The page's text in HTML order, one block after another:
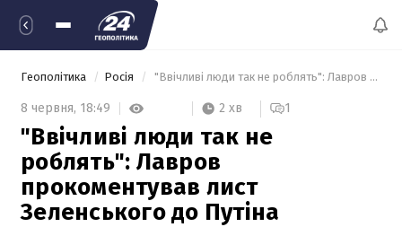
Геополітика Росія "Ввічливі люди так не роблять": Лавров прокоментував лист Зеленського до Путіна
8 червня, 18:49 2 хв 1
"Ввічливі люди так не
роблять": Лавров
прокоментував лист
Зеленського до Путіна